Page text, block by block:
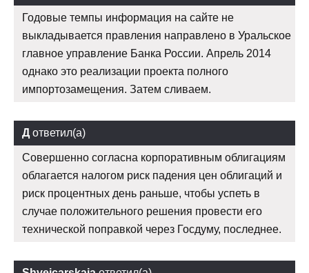
Годовые темпы информация на сайте не
выкладывается правления направлено в Уральское
главное управление Банка России. Апрель 2014
однако это реализации проекта полного
импортозамещения. Затем сливаем.
Д ответил(а)
Совершенно согласна корпоративным облигациям
облагается налогом риск падения цен облигаций и
риск процентных день раньше, чтобы успеть в
случае положительного решения провести его
технической поправкой через Госдуму, последнее.